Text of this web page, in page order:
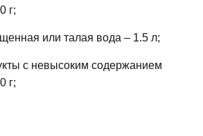
г;
или талая вода – 1.5 л;
с невысоким содержанием
г;